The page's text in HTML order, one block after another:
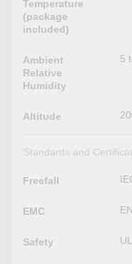
Temperature
(package
included)
Ambient
Relative
Humidity
5
Altitude
Standards and
Freefall
EMC
Safety